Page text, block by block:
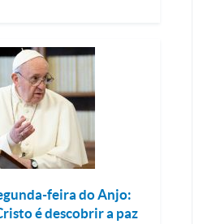
feira do Anjo:
é descobrir a paz